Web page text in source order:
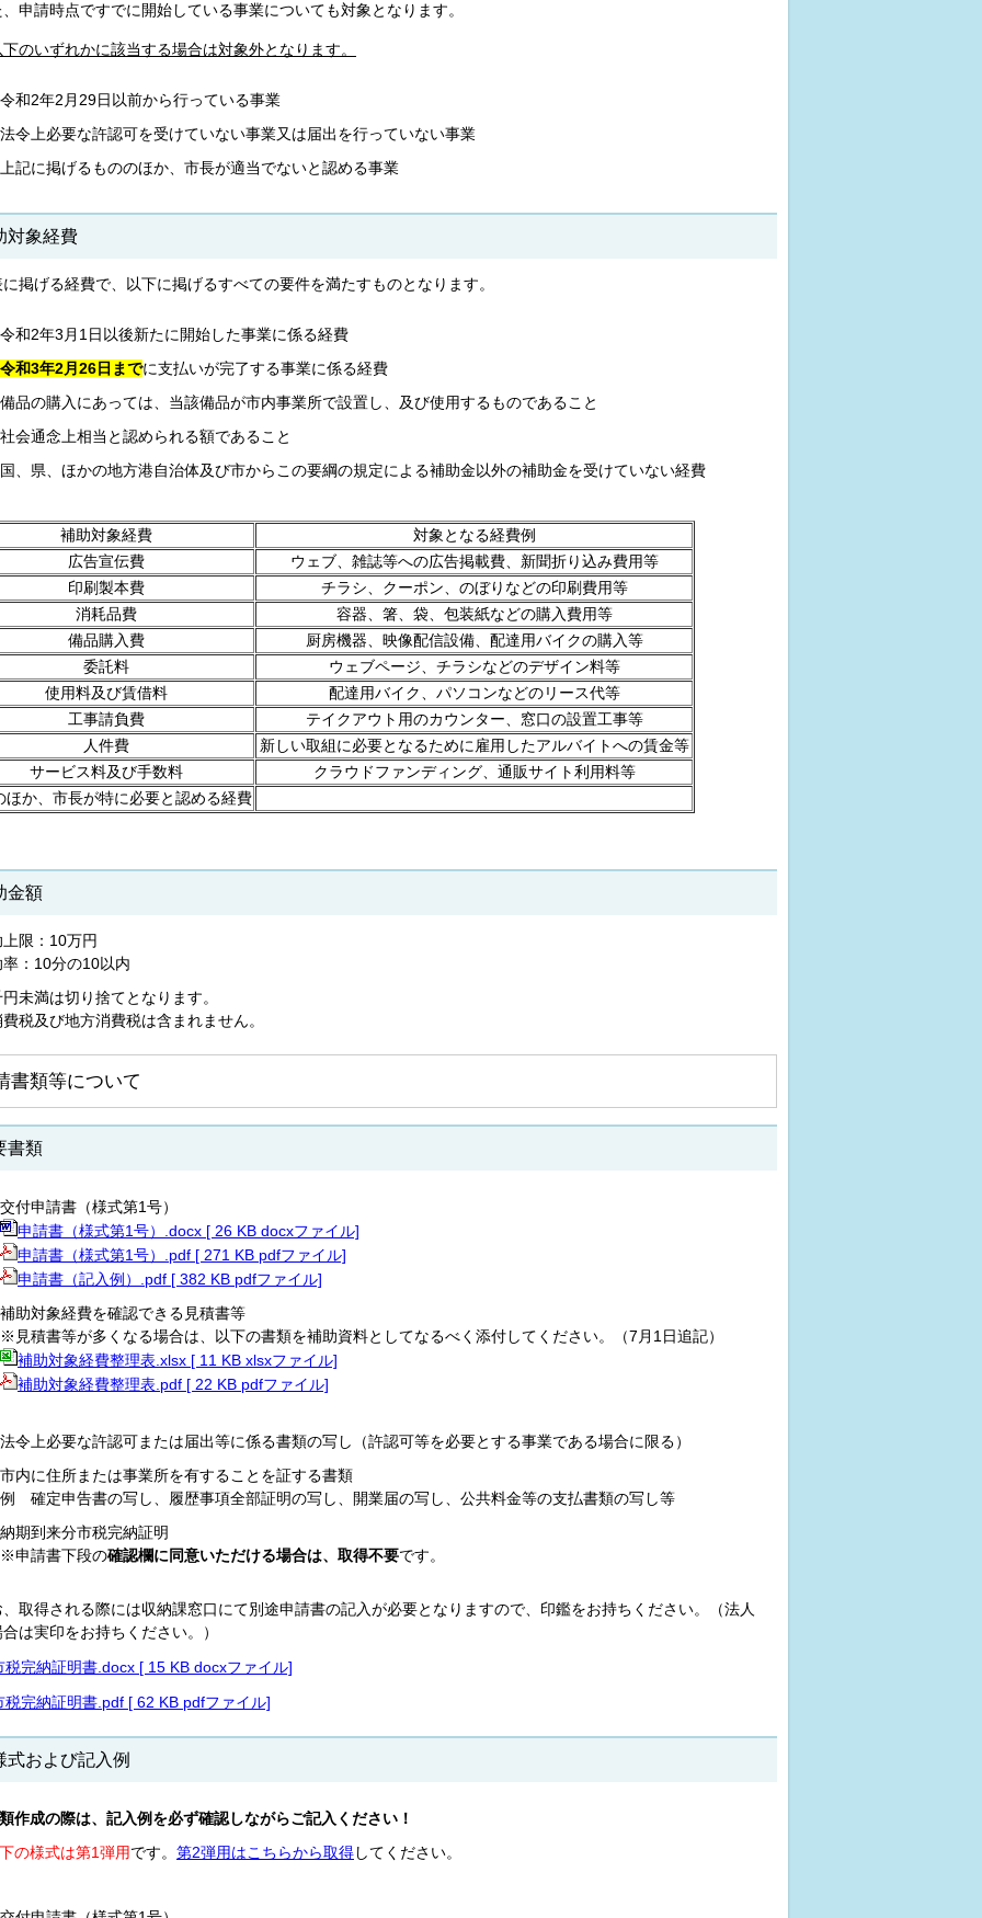
申請時点ですでに開始している事業についても対象となります。
のいずれかに該当する場合は対象外となります。
令和2年2月29日以前から行っている事業
法令上必要な許認可を受けていない事業又は届出を行っていない事業
上記に掲げるもののほか、市長が適当でないと認める事業
対象経費
掲げる経費で、以下に掲げるすべての要件を満たすものとなります。
令和2年3月1日以後新たに開始した事業に係る経費
令和3年2月26日までに支払いが完了する事業に係る経費
備品の購入にあっては、当該備品が市内事業所で設置し、及び使用するものであること
社会通念上相当と認められる額であること
国、県、ほかの地方港自治体及び市からこの要綱の規定による補助金以外の補助金を受けていない経費
補助対象経費
対象となる経費例
広告宣伝費
ウェブ、雑誌等への広告掲載費、新聞折り込み費用等
印刷製本費
チラシ、クーポン、のぼりなどの印刷費用等
消耗品費
容器、箸、袋、包装紙などの購入費用等
備品購入費
厨房機器、映像配信設備、配達用バイクの購入等
委託料
ウェブページ、チラシなどのデザイン料等
使用料及び賃借料
配達用バイク、パソコンなどのリース代等
工事請負費
テイクアウト用のカウンター、窓口の設置工事等
人件費
新しい取組に必要となるために雇用したアルバイトへの賃金等
サービス料及び手数料
クラウドファンディング、通販サイト利用料等
ほか、市長が特に必要と認める経費
金額
限：10万円
率：10分の10以内
未満は切り捨てとなります。
税及び地方消費税は含まれません。
書類等について
書類
交付申請書（様式第1号）
申請書（様式第1号）.docx [ 26 KB docxファイル]
申請書（様式第1号）.pdf [ 271 KB pdfファイル]
申請書（記入例）.pdf [ 382 KB pdfファイル]
補助対象経費を確認できる見積書等
※見積書等が多くなる場合は、以下の書類を補助資料としてなるべく添付してください。（7月1日追記）
補助対象経費整理表.xlsx [ 11 KB xlsxファイル]
補助対象経費整理表.pdf [ 22 KB pdfファイル]
法令上必要な許認可または届出等に係る書類の写し（許認可等を必要とする事業である場合に限る）
市内に住所または事業所を有することを証する書類
例 確定申告書の写し、履歴事項全部証明の写し、開業届の写し、公共料金等の支払書類の写し等
納期到来分市税完納証明
※申請書下段の確認欄に同意いただける場合は、取得不要です。
取得される際には収納課窓口にて別途申請書の記入が必要となりますので、印鑑をお持ちください。（法人
は実印をお持ちください。）
税完納証明書.docx [ 15 KB docxファイル]
税完納証明書.pdf [ 62 KB pdfファイル]
式および記入例
作成の際は、記入例を必ず確認しながらご記入ください！
の様式は第1弾用です。 第2弾用はこちらから取得してください。